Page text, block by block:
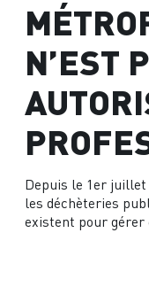
N’EST
Depuis le 1er juillet
les déchèteries
existent pour gérer